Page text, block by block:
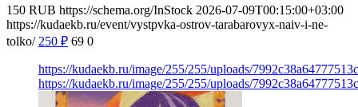
150 RUB https://schema.org/InStock 2026-07-09T00:15:00+03:00
https://kudaekb.ru/event/vystpvka-ostrov-tarabarovyx-naiv-i-ne-
tolko/ 250 ₽ 69 0
https://kudaekb.ru/image/255/255/uploads/
https://kudaekb.ru/image/255/255/uploads/